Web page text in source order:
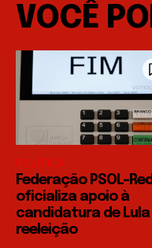
VOCÊ
POLÍTICA
Federação PSOL-
oficializa apoio à
candidatura de Lula
reeleição